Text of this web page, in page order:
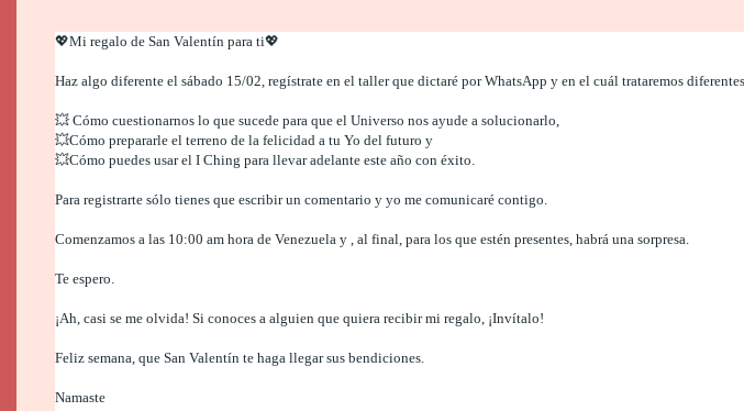
💖Mi regalo de San Valentín para ti💖
Haz algo diferente el sábado 15/02, regístrate en el taller que dictaré por WhatsApp y en el cuál trataremos
💥 Cómo cuestionarnos lo que sucede para que el Universo nos ayude a solucionarlo,
💥Cómo prepararle el terreno de la felicidad a tu Yo del futuro y
💥Cómo puedes usar el I Ching para llevar adelante este año con éxito.
Para registrarte sólo tienes que escribir un comentario y yo me comunicaré contigo.
Comenzamos a las 10:00 am hora de Venezuela y , al final, para los que estén presentes, habrá una sorpresa.
Te espero.
¡Ah, casi se me olvida! Si conoces a alguien que quiera recibir mi regalo, ¡Invítalo!
Feliz semana, que San Valentín te haga llegar sus bendiciones.
Namaste